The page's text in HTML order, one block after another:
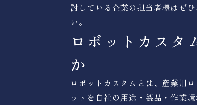
討している企業の担当者様はぜ
い。
ロボットカスタ
か
ロボットカスタムとは、産業用
ットを自社の用途・製品・作業